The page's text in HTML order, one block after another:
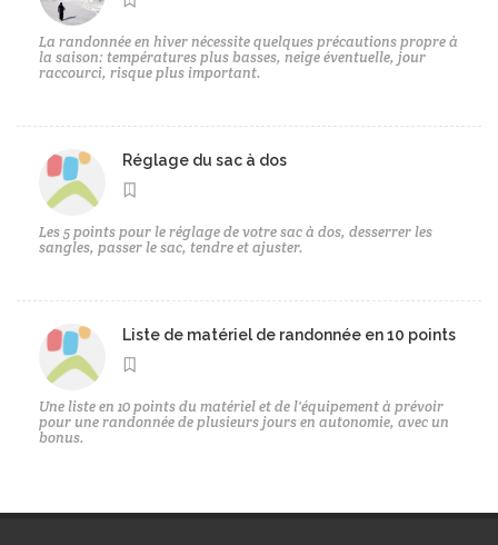
La randonnée en hiver nécessite quelques précautions propre à
la saison: températures plus basses, neige éventuelle, jour
raccourci, risque plus important.
Réglage du sac à dos
Les 5 points pour le réglage de votre sac à dos, desserrer les
sangles, passer le sac, tendre et ajuster.
Liste de matériel de randonnée en 10 points
Une liste en 10 points du matériel et de l'équipement à prévoir
pour une randonnée de plusieurs jours en autonomie, avec un
bonus.